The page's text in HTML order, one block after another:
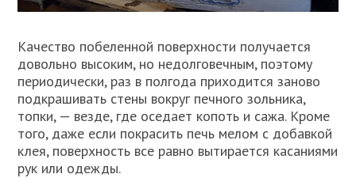
Качество побеленной поверхности получается
довольно высоким, но недолговечным, поэтому
периодически, раз в полгода приходится заново
подкрашивать стены вокруг печного зольника,
топки, — везде, где оседает копоть и сажа. Кроме
того, даже если покрасить печь мелом с добавкой
клея, поверхность все равно вытирается касаниями
рук или одежды.